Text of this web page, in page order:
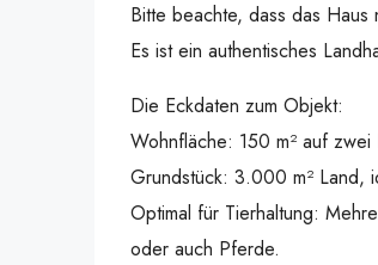
Bitte beachte, dass das
Es ist ein authentisches
Die Eckdaten zum Objekt:
Wohnfläche: 150 m² auf
Grundstück: 3.000 m² Land,
Optimal für Tierhaltung:
oder auch Pferde.